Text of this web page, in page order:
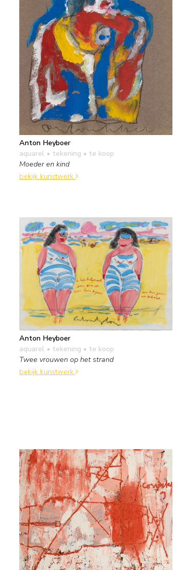
Anton Heyboer
aquarel • tekening • te koop
Moeder en kind
bekijk kunstwerk
Anton Heyboer
aquarel • tekening • te koop
Twee vrouwen op het strand
bekijk kunstwerk